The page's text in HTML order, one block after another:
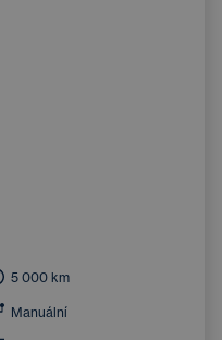
5 000 km
Manuální